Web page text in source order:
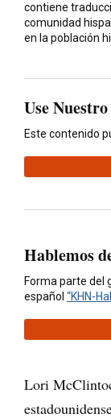
contiene
comunidad
en la población
Use
Este contenido
Hablemos
Forma parte del
español “KHN-
Lori